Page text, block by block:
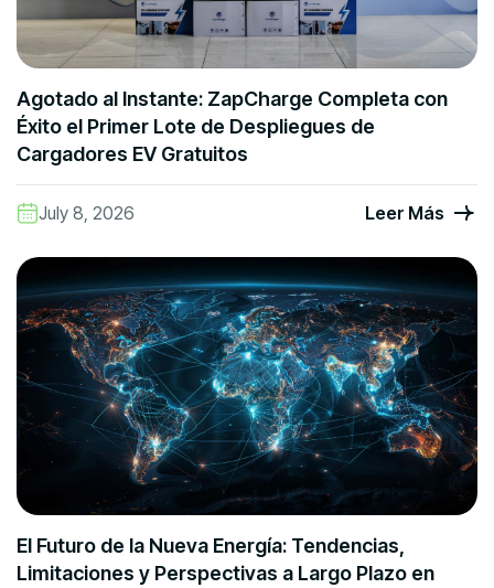
Agotado al Instante: ZapCharge Completa con
Éxito el Primer Lote de Despliegues de
Cargadores EV Gratuitos
July 8, 2026 Leer Más
El Futuro de la Nueva Energía: Tendencias,
Limitaciones y Perspectivas a Largo Plazo en